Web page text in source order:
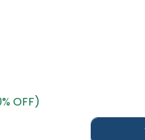
OFF)